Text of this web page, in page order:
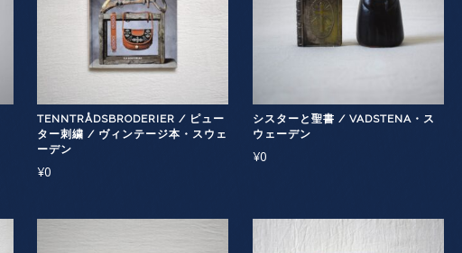
TENNTRÅDSBRODERIER / ピュー
ター刺繍 / ヴィンテージ本・スウェ
ーデン
¥0
シスターと聖書 / VADSTENA・ス
ウェーデン
¥0